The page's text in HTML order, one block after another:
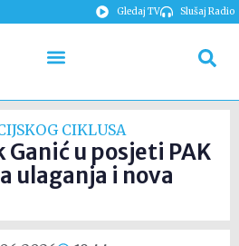
Gledaj TV Slušaj Radio
CIKLUSA
u posjeti PAK
ulaganja i nova